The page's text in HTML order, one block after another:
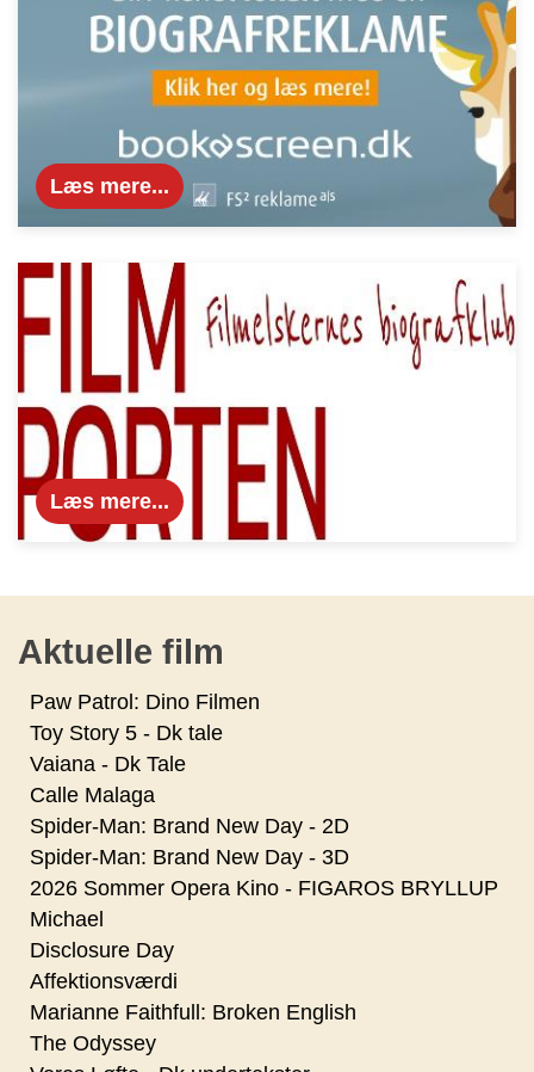
Læs mere...
Læs mere...
Aktuelle film
Paw Patrol: Dino Filmen
Toy Story 5 - Dk tale
Vaiana - Dk Tale
Calle Malaga
Spider-Man: Brand New Day - 2D
Spider-Man: Brand New Day - 3D
2026 Sommer Opera Kino - FIGAROS BRYLLUP
Michael
Disclosure Day
Affektionsværdi
Marianne Faithfull: Broken English
The Odyssey